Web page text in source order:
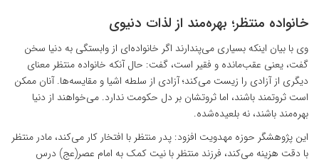
خانواده منتظر؛ بهره‌مند از لذات دنیوی
وی با بیان اینکه بسیاری می‌پندارند اگر خانواده‌ای از وابستگی به دنیا سخن
گفت، یعنی عقب‌مانده و فقیر است، گفت: حال آنکه خانواده منتظر معنای
دیگری از آزادی را زیست می‌کند؛ آزادی از سلطه اشیا و مقایسه‌ها. آنان ممکن
است ثروتمند باشند، اما ثروتشان بر دل حکومت ندارد. می‌خواهند از دنیا
بهره‌مند باشند، نه بلعیده‌شده.
این پژوهشگر حوزه مهدویت افزود: پدر منتظر با افتخار کار می‌کند، مادر منتظر
با دقت هزینه می‌کند، فرزند منتظر با نیت کمک به امام عصر(عج) درس